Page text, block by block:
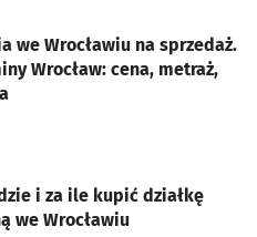
we Wrocławiu na sprzedaż.
Wrocław: cena, metraż,
i za ile kupić działkę
we Wrocławiu